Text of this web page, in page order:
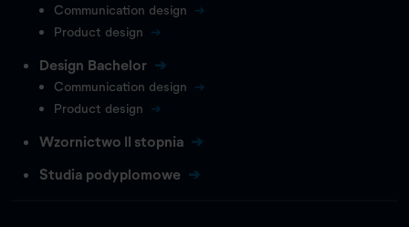
Communication design
Product design
Design Bachelor
Communication design
Product design
Wzornictwo II stopnia
Studia podyplomowe